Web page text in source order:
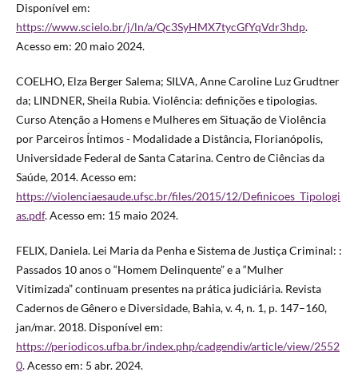
Disponível em:
https://www.scielo.br/j/ln/a/Qc3SyHMX7tycGfYqVdr3hdp.
Acesso em: 20 maio 2024.
COELHO, Elza Berger Salema; SILVA, Anne Caroline Luz Grudtner
da; LINDNER, Sheila Rubia. Violência: definições e tipologias.
Curso Atenção a Homens e Mulheres em Situação de Violência
por Parceiros Íntimos - Modalidade a Distância, Florianópolis,
Universidade Federal de Santa Catarina. Centro de Ciências da
Saúde, 2014. Acesso em:
https://violenciaesaude.ufsc.br/files/2015/12/Definicoes_Tipologi
as.pdf. Acesso em: 15 maio 2024.
FELIX, Daniela. Lei Maria da Penha e Sistema de Justiça Criminal: :
Passados 10 anos o “Homem Delinquente” e a “Mulher
Vitimizada” continuam presentes na prática judiciária. Revista
Cadernos de Gênero e Diversidade, Bahia, v. 4, n. 1, p. 147–160,
jan/mar. 2018. Disponível em:
https://periodicos.ufba.br/index.php/cadgendiv/article/view/2552
0. Acesso em: 5 abr. 2024.